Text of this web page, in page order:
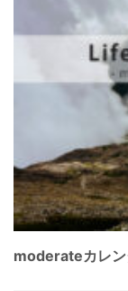
moderateカレ